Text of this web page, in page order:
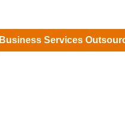
Business Services